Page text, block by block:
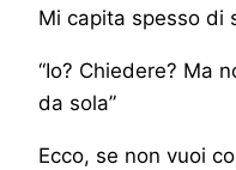
Mi capita spesso di
“Io? Chiedere? Ma
da sola”
Ecco, se non vuoi